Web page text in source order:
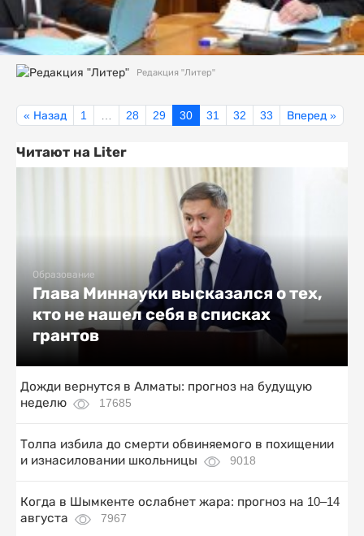
Редакция "Литер"
« Назад 1 28 29 30 31 32 33 Вперед »
Читают на Liter
Образование
Глава Миннауки высказался о тех,
кто не нашел себя в списках
грантов
Дожди вернутся в Алматы: прогноз на будущую
неделю
17685
Толпа избила до смерти обвиняемого в похищении
и изнасиловании школьницы
9018
Когда в Шымкенте ослабнет жара: прогноз на 10–14
августа
7967